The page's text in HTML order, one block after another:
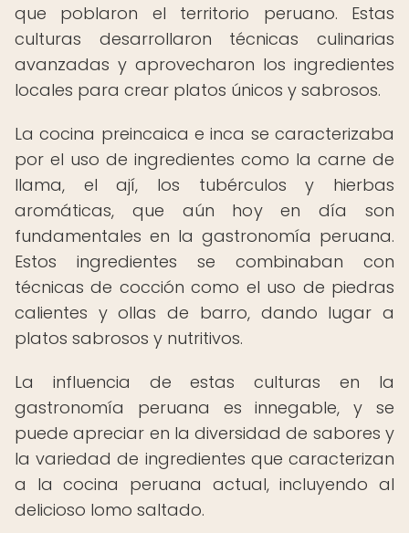
que poblaron el territorio peruano. Estas
culturas desarrollaron técnicas culinarias
avanzadas y aprovecharon los ingredientes
locales para crear platos únicos y sabrosos.
La cocina preincaica e inca se caracterizaba
por el uso de ingredientes como la carne de
llama, el ají, los tubérculos y hierbas
aromáticas, que aún hoy en día son
fundamentales en la gastronomía peruana.
Estos ingredientes se combinaban con
técnicas de cocción como el uso de piedras
calientes y ollas de barro, dando lugar a
platos sabrosos y nutritivos.
La influencia de estas culturas en la
gastronomía peruana es innegable, y se
puede apreciar en la diversidad de sabores y
la variedad de ingredientes que caracterizan
a la cocina peruana actual, incluyendo al
delicioso lomo saltado.